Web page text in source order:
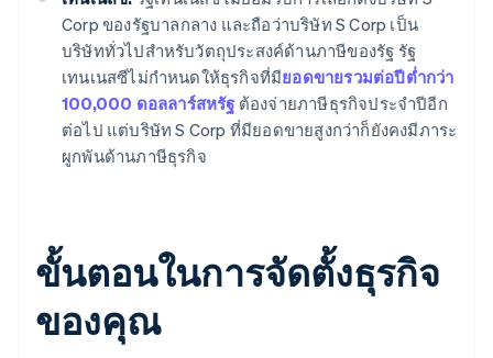
Corp ของรัฐบาลกลาง และถือว่าบริษัท S Corp เป็น
บริษัททั่วไปสำหรับวัตถุประสงค์ด้านภาษีของรัฐ รัฐ
เทนเนสซีไม่กำหนดให้ธุรกิจที่มียอดขายรวมต่อปีต่ำกว่า
100,000 ดอลลาร์สหรัฐ ต้องจ่ายภาษีธุรกิจประจำปีอีก
ต่อไป แต่บริษัท S Corp ที่มียอดขายสูงกว่าก็ยังคงมีภาระ
ผูกพันด้านภาษีธุรกิจ
ขั้นตอนในการจัดตั้งธุรกิจ
ของคุณ